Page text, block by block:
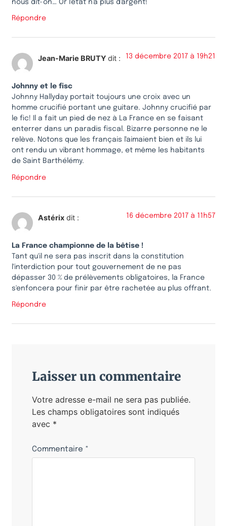
nous dit-on… Or l'état n'a plus d'argent!
Répondre
Jean-Marie BRUTY dit : 13 décembre 2017 à 19h21
Johnny et le fisc
Johnny Hallyday portait toujours une croix avec un
homme crucifié portant une guitare. Johnny crucifié par
le fic! Il a fait un pied de nez à La France en se faisant
enterrer dans un paradis fiscal. Bizarre personne ne le
relève. Notons que les français l'aimaient bien et ils lui
ont rendu un vibrant hommage, et même les habitants
de Saint Barthélémy.
Répondre
Astérix dit : 16 décembre 2017 à 11h57
La France championne de la bêtise !
Tant qu'il ne sera pas inscrit dans la constitution
l'interdiction pour tout gouvernement de ne pas
dépasser 30 % de prélèvements obligatoires, la France
s'enfoncera pour finir par être rachetée au plus offrant.
Répondre
Laisser un commentaire
Votre adresse e-mail ne sera pas publiée.
Les champs obligatoires sont indiqués
avec *
Commentaire *